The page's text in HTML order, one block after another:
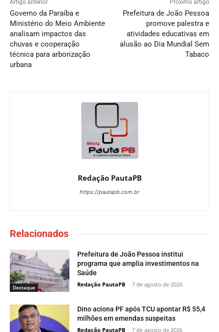
Artigo anterior
Governo da Paraíba e
Ministério do Meio Ambiente
analisam impactos das
chuvas e cooperação
técnica para arborização
urbana
Próximo artigo
Prefeitura de João Pessoa
promove palestra e
atividades educativas em
alusão ao Dia Mundial Sem
Tabaco
Redação PautaPB
https://pautapb.com.br
Relacionados
Destaque
Prefeitura de João Pessoa institui
programa que amplia investimentos na
Saúde
Redação PautaPB - 7 de agosto de 2026
Dino aciona PF após TCU apontar R$ 55,4
milhões em emendas suspeitas
Redação PautaPB - 7 de agosto de 2026